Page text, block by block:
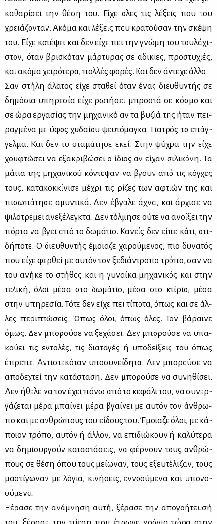
κα­θα­ρί­σει την θέ­ση του. Εί­χε όλες τις λέ­ξεις που του
χρειά­ζο­νταν. Ακό­μα και λέ­ξεις που κρα­τού­σαν την σκέ­ψη
του. Εί­χε κο­τέ­ψει και δεν εί­χε πει την γνώ­μη του του­λά­χι­
στον, όταν βρι­σκό­ταν μάρ­τυ­ρας σε αδι­κί­ες, προ­στυ­χιές,
και ακό­μα χει­ρό­τε­ρα, πολ­λές φο­ρές. Και δεν άντε­χε άλ­λο.
Σαν στή­λη άλα­τος εί­χε στα­θεί όταν ένας διευ­θυ­ντής σε
δη­μό­σια υπη­ρε­σία εί­χε ρω­τή­σει μπρο­στά σε κό­σμο και
σε ώρα ερ­γα­σί­ας την μη­χα­νι­κό αν τα βυ­ζιά της ήταν πει­
ραγ­μέ­να με ύφος χυ­δαί­ου ψευ­τό­μα­γκα. Για­τρός το επάγ­
γελ­μα. Και δεν το στα­μά­τη­σε εκεί. Στην ψύ­χρα την εί­χε
χου­φτώ­σει να εξα­κρι­βώ­σει ο ίδιος αν εί­χαν σι­λι­κό­νη. Τα
μά­τια της μη­χα­νι­κού κό­ντε­ψαν να βγουν από τις κόγ­χες
τους, κα­τα­κοκ­κί­νι­σε μέ­χρι τις ρί­ζες των αφτιών της και
πι­σω­πά­τη­σε αμυ­ντι­κά. Δεν έβγα­λε άχνα, και άρ­χι­σε να
ψι­λο­τρέ­μει ανε­ξέ­λεγ­κτα. Δεν τόλ­μη­σε ού­τε να ανοί­ξει την
πόρ­τα να βγει από το δω­μά­τιο. Κα­νείς δεν εί­πε κά­τι, οτι­
δή­πο­τε. Ο διευ­θυ­ντής έμοια­ζε χα­ρού­με­νος, πιο δυ­να­τός
που εί­χε φερ­θεί με αυ­τόν τον ξε­διά­ντρο­πο τρό­πο, σαν να
του ανή­κε το στή­θος και η γυ­ναί­κα μη­χα­νι­κός και στην
τε­λι­κή, όλοι μέ­σα στο δω­μά­τιο, μέ­σα στο κτί­ριο, μέ­σα
στην υπη­ρε­σία. Τό­τε δεν εί­χε πει τί­πο­τα, όπως και σε άλ­
λες πε­ρι­πτώ­σεις. Όπως όλοι, όπως όλες. Τον βά­ραι­νε
όμως. Δεν μπο­ρού­σε να ξε­χά­σει. Δεν μπο­ρού­σε να υπα­
κού­ει τις εντο­λές, τις δια­τα­γές ή υπο­δεί­ξεις του όπως
έπρε­πε. Αντι­στε­κό­ταν υπο­συ­νεί­δη­τα. Δεν μπο­ρού­σε να
απο­δε­χτεί την κα­τά­στα­ση. Δεν μπο­ρού­σε να συ­νη­θί­σει.
Δεν ήθε­λε να τον έχει πά­νω από το κε­φά­λι του, να συ­νερ­
γά­ζε­ται μέ­ρα μπαί­νει μέ­ρα βγαί­νει με αυ­τόν τον άν­θρω­
πο και με αν­θρώ­πους του εί­δους του. Έμοια­ζε όλοι, με κά­
ποιον τρό­πο, αυ­τόν ή άλ­λον, να επι­διώ­κουν ή κα­λύ­τε­ρα
να δη­μιουρ­γούν κα­τα­στά­σεις, να φέρ­νουν τους αν­θρώ­
πους σε θέ­ση όπου τους μεί­ω­ναν, τους εξευ­τέ­λι­ζαν, τους
μα­στί­γω­ναν με λό­για, κι­νή­σεις, εν­νο­ού­με­να και υπο­νο­
ού­με­να.
Ξέ­ρα­σε την ανά­μνη­ση αυ­τή, ξέ­ρα­σε την απο­γο­ή­τευ­σή
του, ξέ­ρα­σε την πί­ε­ση που έτρω­γε χρό­νια τώ­ρα στην